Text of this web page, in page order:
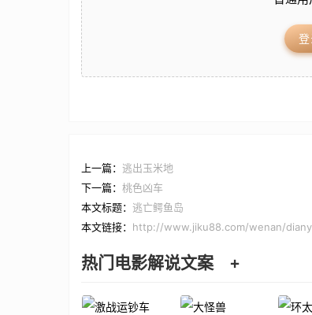
上一篇： 逃出玉米地
下一篇： 桃色凶车
本文标题： 逃亡鳄鱼岛
本文链接： http://www.jiku88.com/wenan/
热门电影解说文案 +